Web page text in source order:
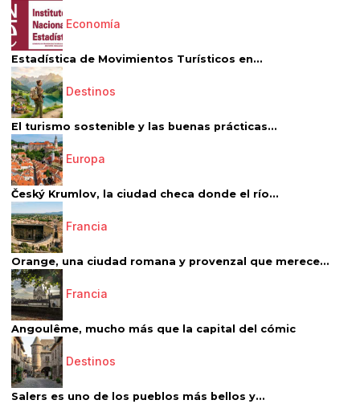
Economía
Estadística de Movimientos Turísticos en...
Destinos
El turismo sostenible y las buenas prácticas...
Europa
Český Krumlov, la ciudad checa donde el río...
Francia
Orange, una ciudad romana y provenzal que merece...
Francia
Angoulême, mucho más que la capital del cómic
Destinos
Salers es uno de los pueblos más bellos y...